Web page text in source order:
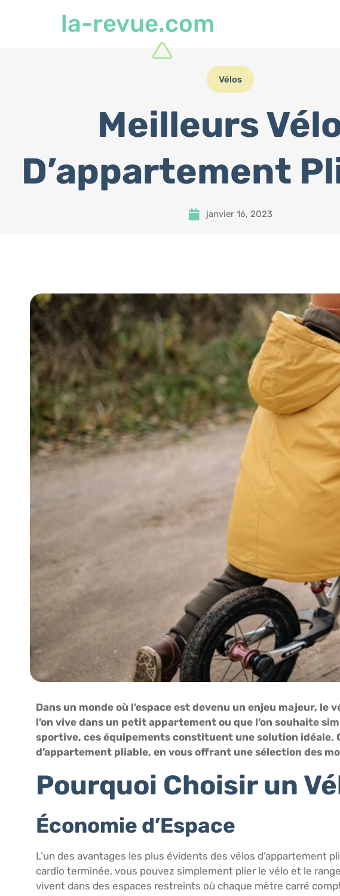
la-revue.com
Vélos
Meilleurs
D’appartement
janvier 16, 2023
Dans un monde où l’espace est devenu un enjeu majeur,
l’on vive dans un petit appartement ou que l’on souhaite
sportive, ces équipements constituent une solution
d’appartement pliable, en vous offrant une sélection des
Pourquoi Choisir un
Économie d’Espace
L’un des avantages les plus évidents des vélos d’appartement
cardio terminée, vous pouvez simplement plier le vélo et le
vivent dans des espaces restreints où chaque mètre carré